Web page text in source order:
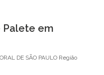
Palete em
DE SÃO PAULO Região